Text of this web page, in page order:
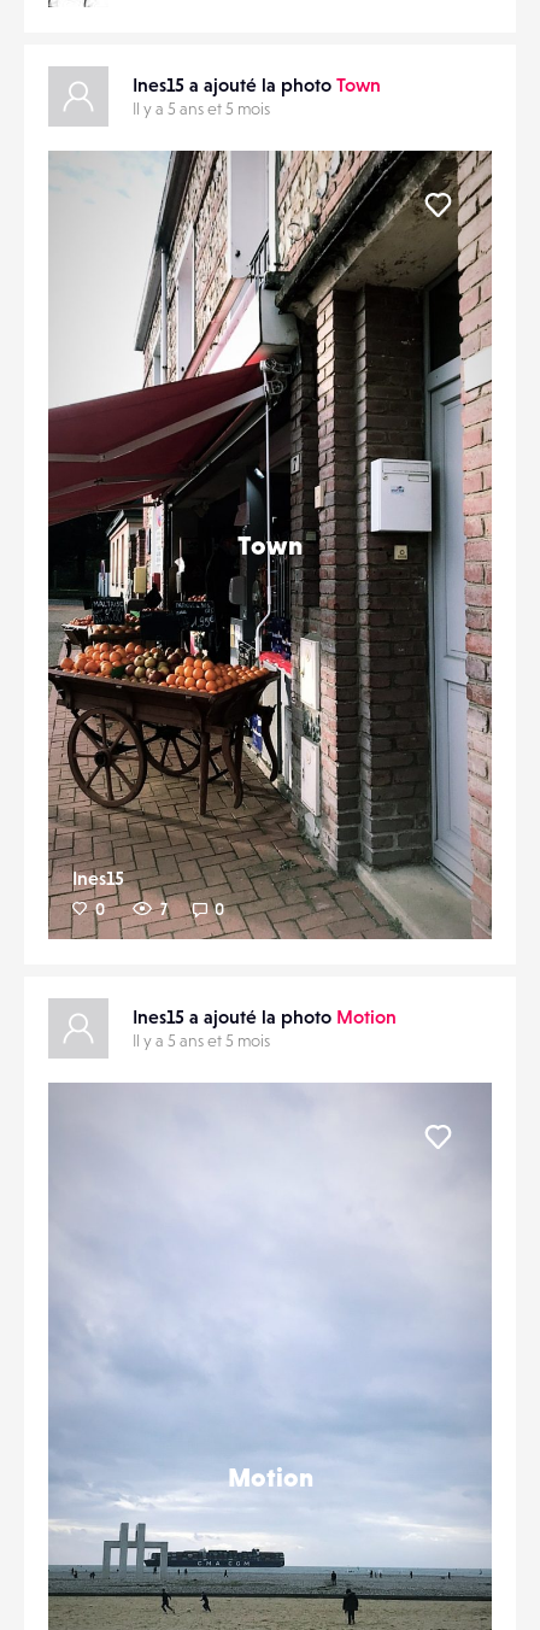
Ines15 a ajouté la photo Town
Il y a 5 ans et 5 mois
Town
Ines15
0 7 0
Liker
Ines15 a ajouté la photo Motion
Il y a 5 ans et 5 mois
Motion